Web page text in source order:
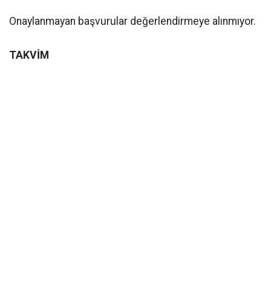
Onaylanmayan başvurular değerlendirmeye alınmıyor.
TAKVİM